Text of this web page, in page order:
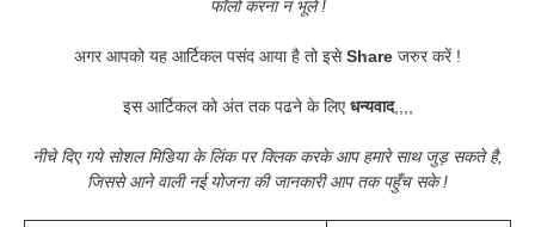
फॉलो करना न भूलें !
अगर आपको यह आर्टिकल पसंद आया है तो इसेShare जरुर करें !
इस आर्टिकल को अंत तक पढने के लिएधन्यवाद,,,,
नीचे दिए गये सोशल मिडिया के लिंक पर क्लिक करके आप हमारे साथ जुड़ सकते है,
जिससे आने वाली नई योजना की जानकारी आप तक पहुँच सके !